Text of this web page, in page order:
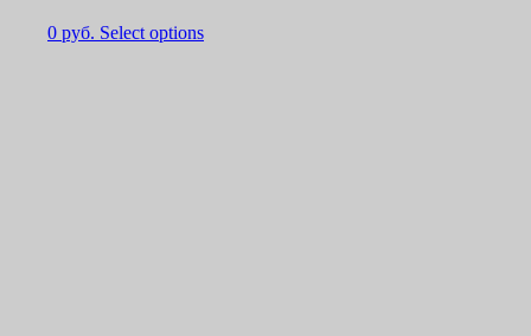
0 руб. Select options